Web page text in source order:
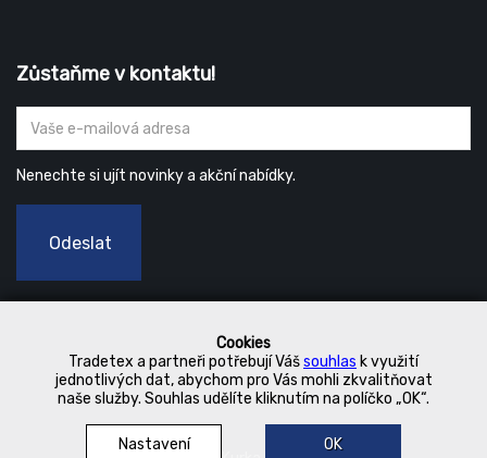
Cookies
Tradetex a partneři potřebují Vášsouhlas k využití
jednotlivých dat, abychom pro Vás mohli zkvalitňovat
naše služby. Souhlas udělíte kliknutím na políčko „OK“.
Nastavení OK
Zůstaňme v kontaktu!
Nenechte si ujít novinky a akční nabídky.
Odeslat